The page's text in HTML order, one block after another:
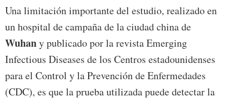
Una limitación importante del estudio, realizado en
un hospital de campaña de la ciudad china de
Wuhany publicado por la revista Emerging
Infectious Diseases de los Centros estadounidenses
para el Control y la Prevención de Enfermedades
(CDC), es que la prueba utilizada puede detectar la